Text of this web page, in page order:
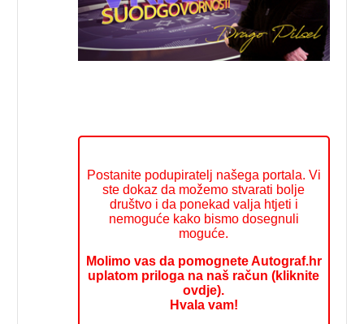
Postanite podupiratelj našega portala. Vi
ste dokaz da možemo stvarati bolje
društvo i da ponekad valja htjeti i
nemoguće kako bismo dosegnuli
moguće.
Molimo vas da pomognete Autograf.hr
uplatom priloga na naš račun (kliknite
ovdje).
Hvala vam!